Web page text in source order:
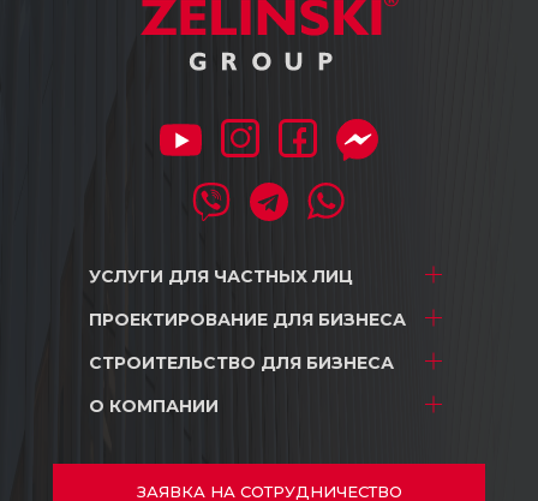
УСЛУГИ ДЛЯ ЧАСТНЫХ ЛИЦ
Проектирование
Дизайн интерьера
ПРОЕКТИРОВАНИЕ ДЛЯ БИЗНЕСА
ТРЦ и Магазины
Складские комплексы
Автосалоны
СТРОИТЕЛЬСТВО ДЛЯ БИЗНЕСА
ТРЦ и Магазины
О КОМПАНИИ
ПроектыЗАЯВКА НА СОТРУДНИЧЕСТВО